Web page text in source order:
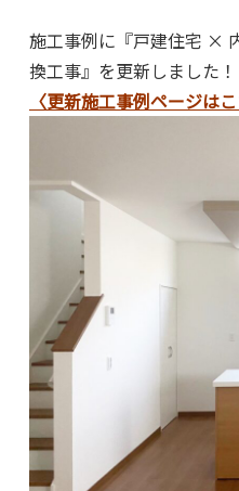
施工事例に『戸建住宅 ×
換工事』 を更新しました！
〈更新施工事例ページは